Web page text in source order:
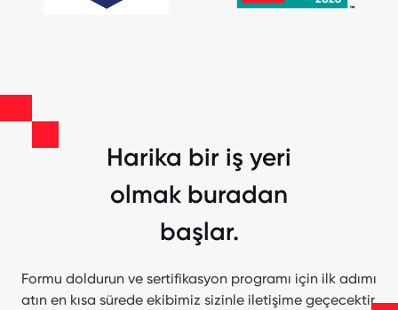
Harika bir iş yeri
olmak buradan
başlar.
Formu doldurun ve sertifikasyon programı için ilk adımı
atın en kısa sürede ekibimiz sizinle iletişime geçecektir.